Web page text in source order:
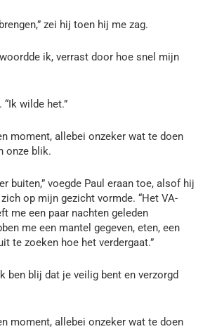
zei hij toen hij me zag.
ik, verrast door hoe snel mijn
“Ik wilde het.”
moment, allebei onzeker wat te doen
onze blik.
buiten,” voegde Paul eraan toe, alsof hij
op mijn gezicht vormde. “Het VA-
me een paar nachten geleden
me een mantel gegeven, eten, een
te zoeken hoe het verdergaat.”
ben blij dat je veilig bent en verzorgd
moment, allebei onzeker wat te doen